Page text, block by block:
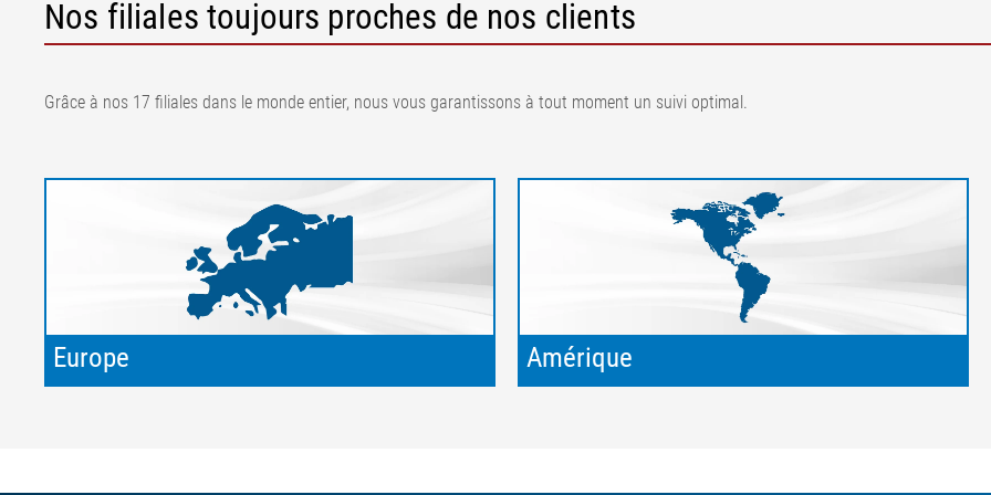
Nos filiales toujours proches de nos clients
Grâce à nos 17 filiales dans le monde entier, nous vous garantissons à tout moment un suivi optimal.
Europe Amérique